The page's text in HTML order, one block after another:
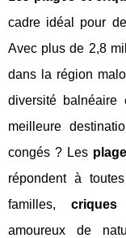
cadre idéal pour
Avec plus de 2,8
dans la région
diversité balnéaire
meilleure
congés ? Les
répondent à
familles, criques
amoureux de